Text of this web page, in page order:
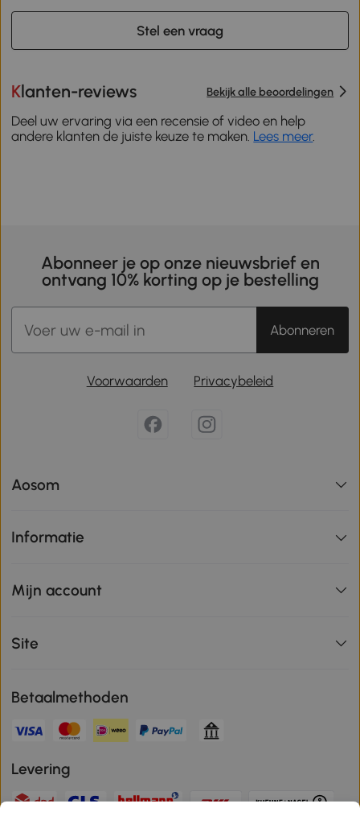
Stel een vraag
Klanten-reviews Bekijk alle beoordelingen
Deel uw ervaring via een recensie of video en help
andere klanten de juiste keuze te maken. Lees meer.
Abonneer je op onze nieuwsbrief en
ontvang 10% korting op je bestelling
Abonneren
Voorwaarden Privacybeleid
Aosom
Informatie
Mijn account
Site
Betaalmethoden
Levering